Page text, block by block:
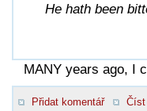
He hath been
MANY years ago, I
Přidat komentář Číst